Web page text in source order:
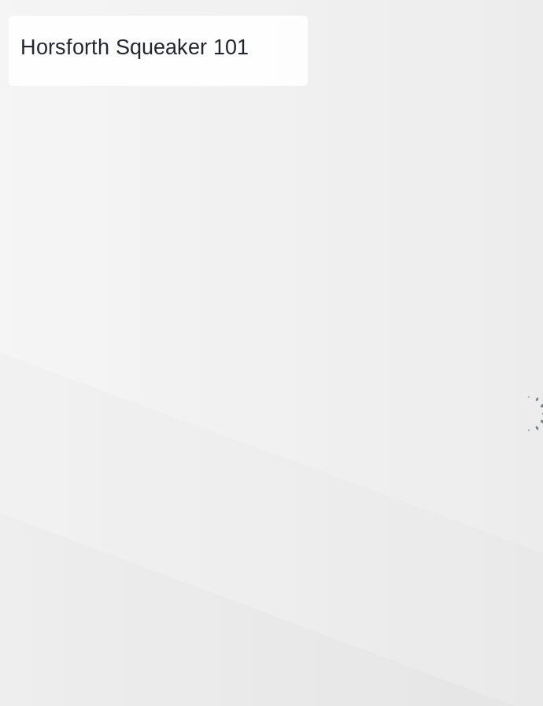
Horsforth Squeaker 101